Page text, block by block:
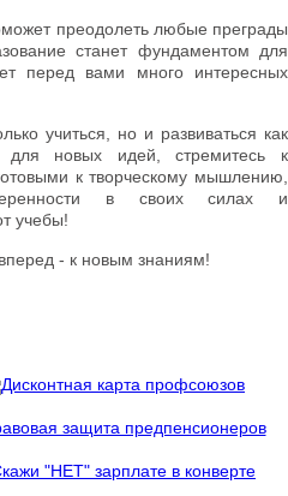
преодолеть любые преграды
станет фундаментом для
перед вами много интересных
учиться, но и развиваться как
для новых идей, стремитесь к
к творческому мышлению,
в своих силах и
учебы!
- к новым знаниям!